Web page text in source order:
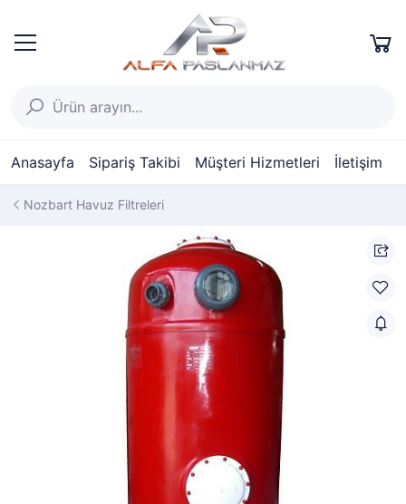
Anasayfa Sipariş Takibi Müşteri Hizmetleri İletişim
Nozbart Havuz Filtreleri